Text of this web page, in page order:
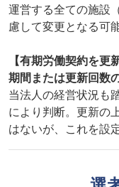
運営する全ての施設
慮して変更となる可
【有期労働契約を
期間または更新回数
当法人の経営状況も
により判断。更新の
はないが、これを設